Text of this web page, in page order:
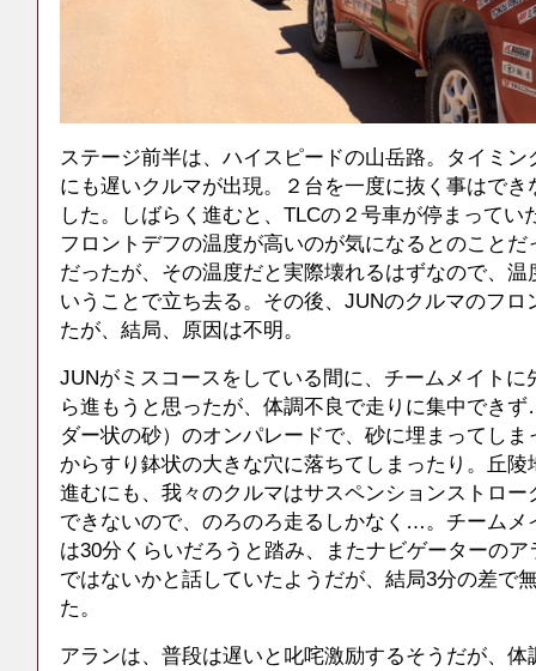
ステージ前半は、ハイスピードの山岳路。タイミ
にも遅いクルマが出現。２台を一度に抜く事はで
した。しばらく進むと、TLCの２号車が停まってい
フロントデフの温度が高いのが気になるとのこと
だったが、その温度だと実際壊れるはずなので、
いうことで立ち去る。その後、JUNのクルマのフ
たが、結局、原因は不明。
JUNがミスコースをしている間に、チームメイトに
ら進もうと思ったが、体調不良で走りに集中でき
ダー状の砂）のオンパレードで、砂に埋まってし
からすり鉢状の大きな穴に落ちてしまったり。丘
進むにも、我々のクルマはサスペンションストロ
できないので、のろのろ走るしかなく…。チームメ
は30分くらいだろうと踏み、またナビゲーターの
ではないかと話していたようだが、結局3分の差で
た。
アランは、普段は遅いと叱咤激励するそうだが、